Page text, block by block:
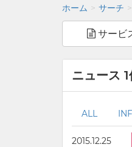
ホーム サーチ
サービ
ニュース 1
ALL
2015.12.25